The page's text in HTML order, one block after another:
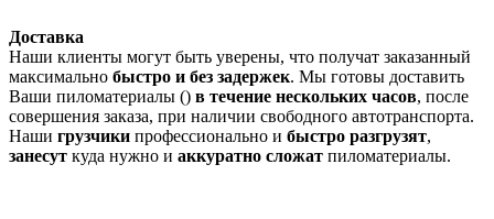
Доставка
Наши клиенты могут быть уверены, что получат заказанный
максимально быстро и без задержек. Мы готовы доставить
Ваши пиломатериалы () в течение нескольких часов, после
совершения заказа, при наличии свободного автотранспорта.
Наши грузчики профессионально и быстро разгрузят,
занесут куда нужно и аккуратно сложат пиломатериалы.